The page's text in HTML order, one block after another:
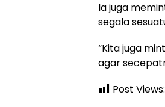
Ia juga
segala
“Kita juga
agar
Post Views: